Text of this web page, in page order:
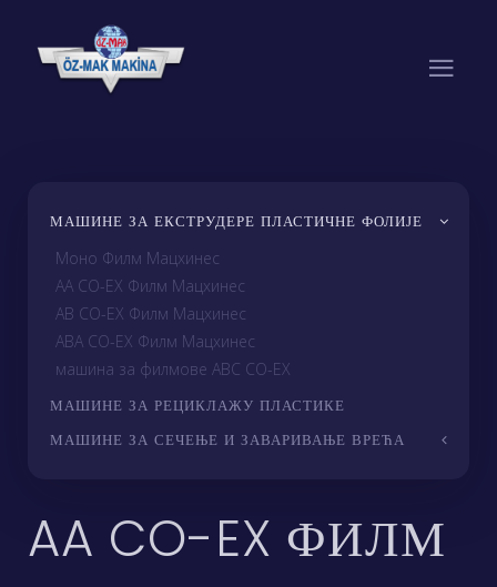
AA CO-EX ФИЛМ
МАШИНЕ ЗА ЕКСТРУДЕРЕ ПЛАСТИЧНЕ ФОЛИЈЕ
Моно Филм Мацхинес
AA CO-EX Филм Мацхинес
AB CO-EX Филм Мацхинес
ABA CO-EX Филм Мацхинес
машина за филмове ABC CO-EX
МАШИНЕ ЗА РЕЦИКЛАЖУ ПЛАСТИКЕ
МАШИНЕ ЗА СЕЧЕЊЕ И ЗАВАРИВАЊЕ ВРЕЋА